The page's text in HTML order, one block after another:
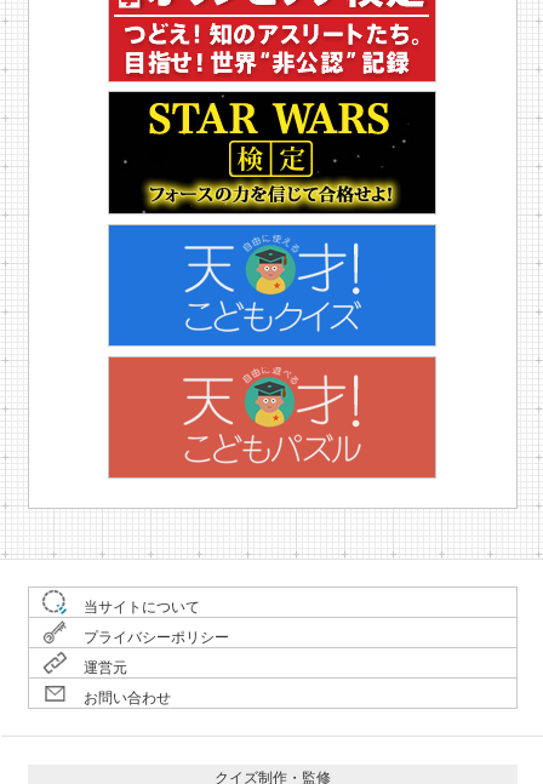
当サイトについて
プライバシーポリシー
運営元
お問い合わせ
クイズ制作・監修